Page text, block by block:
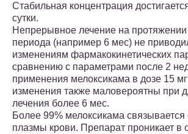
Стабильная концентрация
сутки.
Непрерывное лечение на протяжении
периода (например 6 мес) не
изменениям фармакокинетических
сравнению с параметрами после 2
применения мелоксикама в дозе 15
изменения также маловероятны при
лечения более 6 мес.
Более 99% мелоксикама связывается
плазмы крови. Препарат проникает в